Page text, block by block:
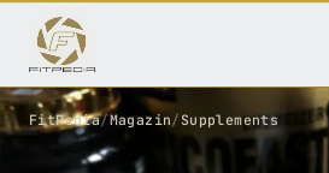
FitPedia/Magazin/ Supplements